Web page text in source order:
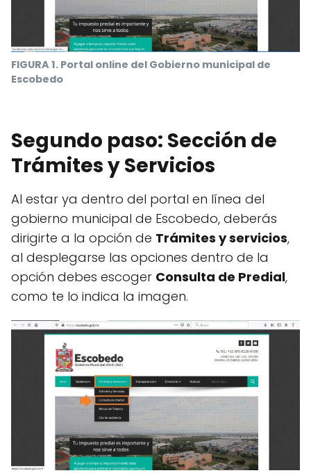
FIGURA 1. Portal online del Gobierno municipal de
Escobedo
Segundo paso: Sección de
Trámites y Servicios
Al estar ya dentro del portal en línea del
gobierno municipal de Escobedo, deberás
dirigirte a la opción de Trámites y servicios,
al desplegarse las opciones dentro de la
opción debes escoger Consulta de Predial,
como te lo indica la imagen.